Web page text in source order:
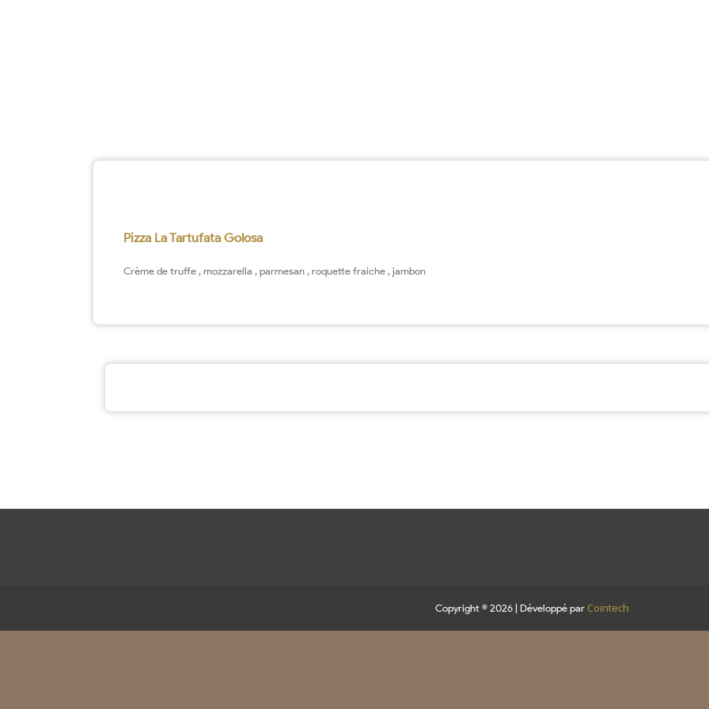
Pizza La Tartufata Golosa
Crème de truffe , mozzarella , parmesan , roquette fraiche , jambon
Copyright © 2026 | Développé par Cointech